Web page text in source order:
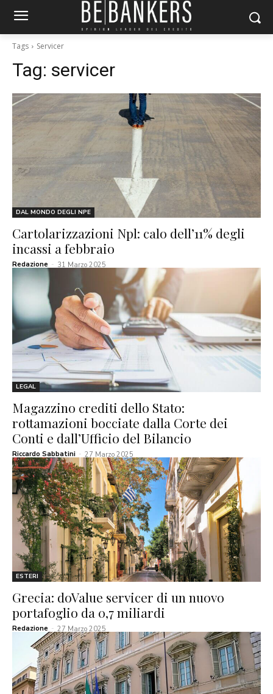
Tags Servicer
Tag: servicer
DAL MONDO DEGLI NPE
Cartolarizzazioni Npl: calo dell’11% degli
incassi a febbraio
Redazione - 31 Marzo 2025
LEGAL
Magazzino crediti dello Stato:
rottamazioni bocciate dalla Corte dei
Conti e dall’Ufficio del Bilancio
Riccardo Sabbatini - 27 Marzo 2025
ESTERI
Grecia: doValue servicer di un nuovo
portafoglio da 0,7 miliardi
Redazione - 27 Marzo 2025